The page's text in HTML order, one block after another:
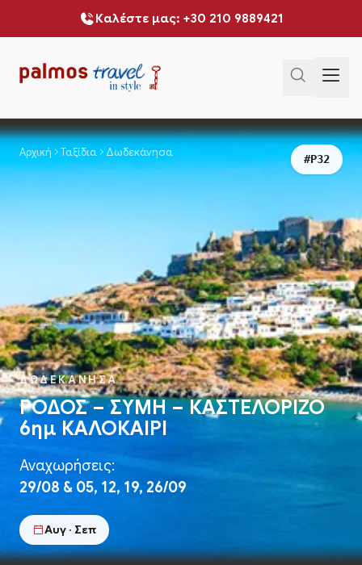
Καλέστε μας: +30 210 9889421
Αρχική Ταξίδια Δωδεκάνησα #P32
ΔΩΔΕΚΑΝΗΣΑ
ΡΟΔΟΣ – ΣΥΜΗ – ΚΑΣΤΕΛΟΡΙΖΟ
6ημ ΚΑΛΟΚΑΙΡΙ
Αναχωρήσεις:
29/08 & 05, 12, 19, 26/09
Αυγ · Σεπ